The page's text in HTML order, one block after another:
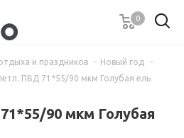
0
и праздников - Новый год
-
ПВД 71*55/90 мкм Голубая ель
90 мкм Голубая